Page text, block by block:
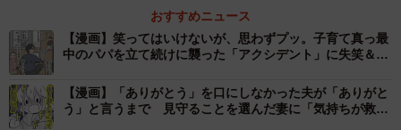
おすすめニュース
【漫画】笑ってはいけないが、思わずプッ。子育て真っ最
中のパパを立て続けに襲った「アクシデント」に失笑＆同
【漫画】「ありがとう」を口にしなかった夫が「ありがと
う」と言うまで 見守ることを選んだ妻に「気持ちが救わ